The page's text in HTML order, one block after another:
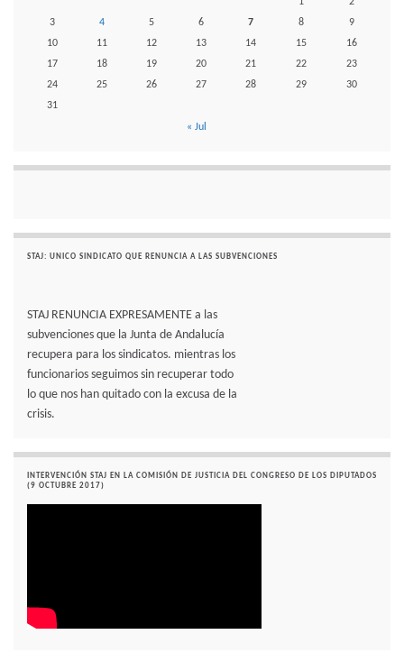
3
4 5 6 7 8
9
10
11 12 13 14 15
16
17
18 19 20 21 22
23
24
25 26 27 28 29
30
31
« Jul
STAJ: UNICO SINDICATO QUE RENUNCIA A LAS SUBVENCIONES
STAJ RENUNCIA EXPRESAMENTE a las
subvenciones que la Junta de Andalucía
recupera para los sindicatos. mientras los
funcionarios seguimos sin recuperar todo
lo que nos han quitado con la excusa de la
crisis.
INTERVENCIÓN STAJ EN LA COMISIÓN DE JUSTICIA DEL CONGRESO DE LOS DIPUTADOS
(9 OCTUBRE 2017)